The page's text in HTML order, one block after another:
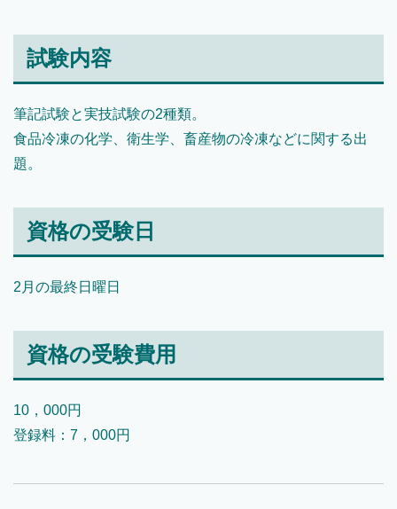
試験内容
筆記試験と実技試験の2種類。
食品冷凍の化学、衛生学、畜産物の冷凍などに関する出
題。
資格の受験日
2月の最終日曜日
資格の受験費用
10，000円
登録料：7，000円